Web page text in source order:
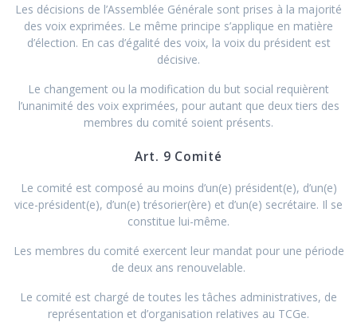
Les décisions de l’Assemblée Générale sont prises à la majorité
des voix exprimées. Le même principe s’applique en matière
d’élection. En cas d’égalité des voix, la voix du président est
décisive.
Le changement ou la modification du but social requièrent
l’unanimité des voix exprimées, pour autant que deux tiers des
membres du comité soient présents.
Art. 9 Comité
Le comité est composé au moins d’un(e) président(e), d’un(e)
vice-président(e), d’un(e) trésorier(ère) et d’un(e) secrétaire. Il se
constitue lui-même.
Les membres du comité exercent leur mandat pour une période
de deux ans renouvelable.
Le comité est chargé de toutes les tâches administratives, de
représentation et d’organisation relatives au TCGe.